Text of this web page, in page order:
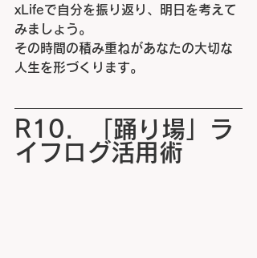
xLifeで自分を振り返り、明日を考えて
みましょう。
その時間の積み重ねがあなたの大切な
人生を形づくります。
R10．「踊り場」ラ
イフログ活用術